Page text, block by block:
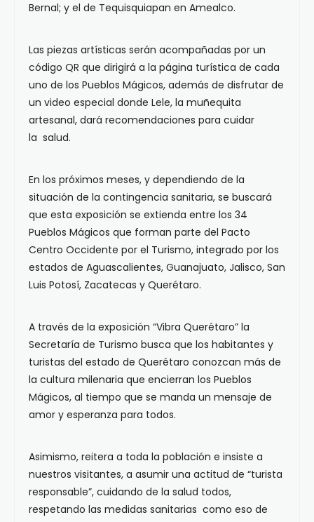
Bernal; y el de Tequisquiapan en Amealco.
Las piezas artísticas serán acompañadas por un
código QR que dirigirá a la página turística de cada
uno de los Pueblos Mágicos, además de disfrutar de
un video especial donde Lele, la muñequita
artesanal, dará recomendaciones para cuidar
la salud.
En los próximos meses, y dependiendo de la
situación de la contingencia sanitaria, se buscará
que esta exposición se extienda entre los 34
Pueblos Mágicos que forman parte del Pacto
Centro Occidente por el Turismo, integrado por los
estados de Aguascalientes, Guanajuato, Jalisco, San
Luis Potosí, Zacatecas y Querétaro.
A través de la exposición “Vibra Querétaro” la
Secretaría de Turismo busca que los habitantes y
turistas del estado de Querétaro conozcan más de
la cultura milenaria que encierran los Pueblos
Mágicos, al tiempo que se manda un mensaje de
amor y esperanza para todos.
Asimismo, reitera a toda la población e insiste a
nuestros visitantes, a asumir una actitud de “turista
responsable”, cuidando de la salud todos,
respetando las medidas sanitarias como eso de